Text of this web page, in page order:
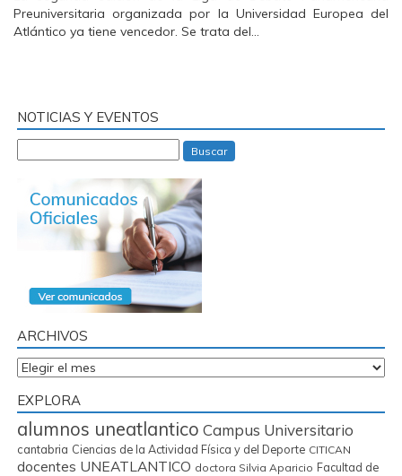
Preuniversitaria organizada por la Universidad Europea del
Atlántico ya tiene vencedor. Se trata del…
NOTICIAS Y EVENTOS
Buscar
ARCHIVOS
Archivos
EXPLORA
alumnos uneatlantico Campus Universitario
cantabria Ciencias de la Actividad Física y del Deporte CITICAN
docentes UNEATLANTICO doctora Silvia Aparicio Facultad de